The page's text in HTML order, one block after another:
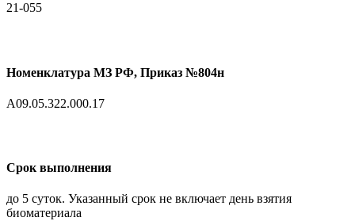
21-055
Номенклатура МЗ РФ, Приказ №804н
A09.05.322.000.17
Срок выполнения
до 5 суток. Указанный срок не включает день взятия
биоматериала